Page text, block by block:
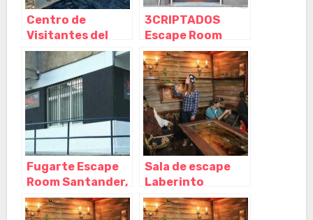
Centro de
Visitantes del
Monte Hijedo,
Riopanero –
Cantabria
3CRIPTADOS
Escape Room
Santander,
Santander –
Cantabria
Fugarte Escape
Room Santander,
Santander –
Cantabria
Sala de escape
Laberinto
Santander,
Santander –